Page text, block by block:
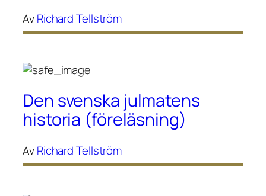
AvRichard Tellström
Den svenska julmatens
historia (föreläsning)
AvRichard Tellström